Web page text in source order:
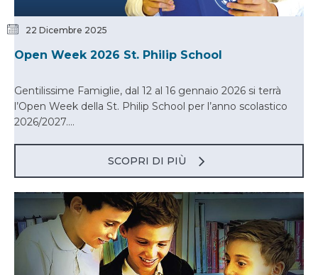
22 Dicembre 2025
Open Week 2026 St. Philip School
Gentilissime Famiglie, dal 12 al 16 gennaio 2026 si terrà
l’Open Week della St. Philip School per l’anno scolastico
2026/2027....
SCOPRI DI PIÙ